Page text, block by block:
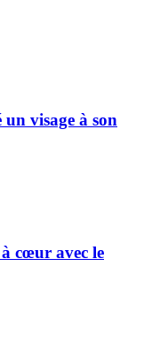
visage à son
cœur avec le